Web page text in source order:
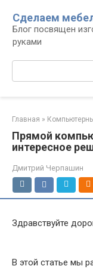
контенту
Сделаем
Блог посвящен
руками
Главная »
Прямой
интересное
Дмитрий Черпашин
Здравствуйте
В этой статье мы